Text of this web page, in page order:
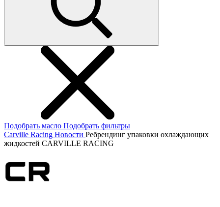
Подобрать масло Подобрать фильтры
Carville Racing Новости Ребрендинг упаковки охлаждающих
жидкостей CARVILLE RACING